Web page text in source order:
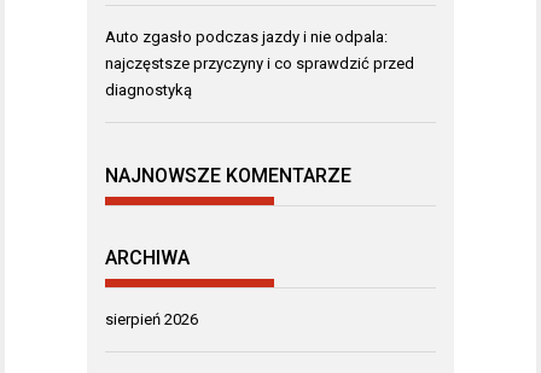
Auto zgasło podczas jazdy i nie odpala:
najczęstsze przyczyny i co sprawdzić przed
diagnostyką
NAJNOWSZE KOMENTARZE
ARCHIWA
sierpień 2026